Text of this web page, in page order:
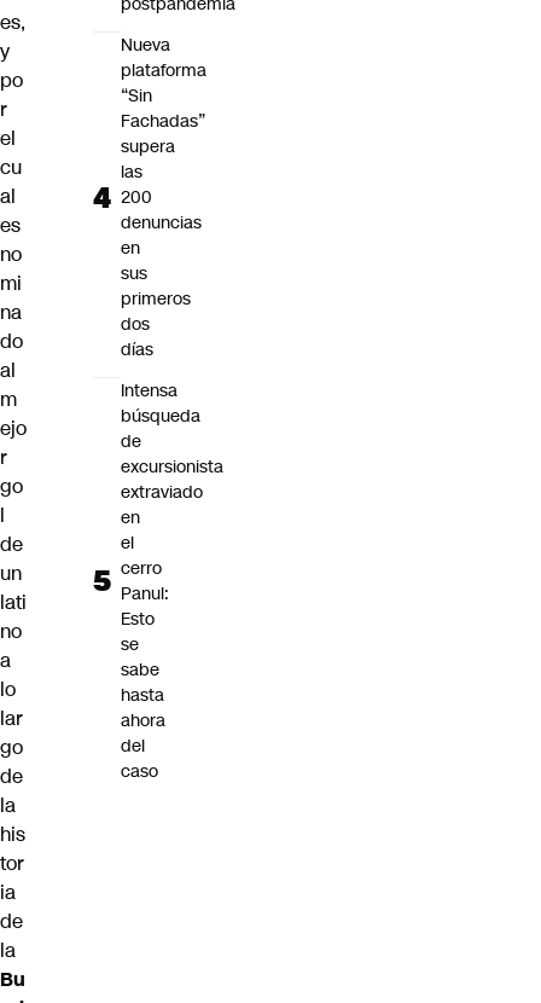
es,
y
po
r
el
cu
al
es
no
mi
na
do
al
m
ejo
r
go
l
de
un
lati
no
a
lo
lar
go
de
la
his
tor
ia
de
la
Bu
Nueva
plataforma
“Sin
Fachadas”
supera
las
200
denuncias
en
sus
primeros
dos
días
Intensa
búsqueda
de
excursionista
extraviado
en
el
cerro
Panul:
Esto
se
sabe
hasta
ahora
del
caso